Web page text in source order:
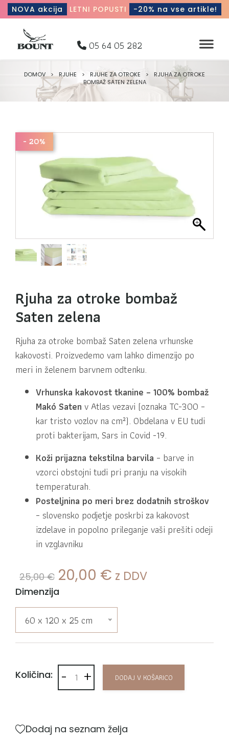
NOVA akcija LETNI POPUSTI -20% na vse artikle!
05 64 05 282
DOMOV > RJUHE > RJUHE ZA OTROKE >
RJUHA ZA OTROKE
BOMBAŽ SATEN ZELENA
- 20%
Rjuha za otroke bombaž
Saten zelena
Rjuha za otroke bombaž Saten zelena vrhunske
kakovosti. Proizvedemo vam lahko dimenzijo po
meri in želenem barvnem odtenku.
Vrhunska kakovost tkanine – 100% bombaž
Makó Saten v Atlas vezavi (oznaka TC-300 –
kar tristo vozlov na cm²). Obdelana v EU tudi
proti bakterijam, Sars in Covid -19.
Koži prijazna tekstilna barvila – barve in
vzorci obstojni tudi pri pranju na visokih
temperaturah.
Posteljnina po meri brez dodatnih stroškov
– slovensko podjetje poskrbi za kakovost
izdelave in popolno prileganje vaši prešiti odeji
in vzglavniku
25,00€ Izvirna cena je bila:
20,00 € Trenutna cena
z DDV
Dimenzija
60 x 120 x 25 cm
Količina: Rjuha za otroke bombaž Saten zelena
+
- DODAJ V KOŠARICO
Dodaj na seznam želja